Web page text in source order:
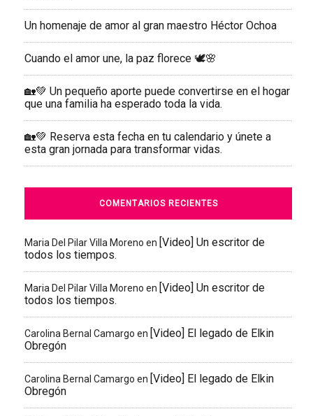
Un homenaje de amor al gran maestro Héctor Ochoa
Cuando el amor une, la paz florece 🕊️🌸
🏡💚 Un pequeño aporte puede convertirse en el hogar
que una familia ha esperado toda la vida.
🏡💚 Reserva esta fecha en tu calendario y únete a
esta gran jornada para transformar vidas.
COMENTARIOS RECIENTES
Maria Del Pilar Villa Moreno en [Video] Un escritor de
todos los tiempos.
Maria Del Pilar Villa Moreno en [Video] Un escritor de
todos los tiempos.
Carolina Bernal Camargo en [Video] El legado de Elkin
Obregón
Carolina Bernal Camargo en [Video] El legado de Elkin
Obregón